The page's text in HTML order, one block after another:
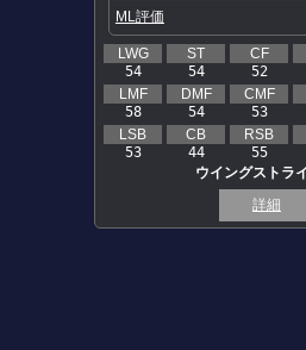
ML評価
LWG
54
ST
54
CF
52
LMF
58
DMF
54
CMF
53
LSB
53
CB
44
RSB
55
ウイングストラ
詳細